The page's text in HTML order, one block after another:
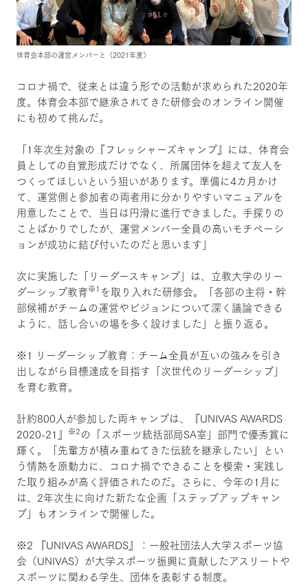
体育会本部の運営メンバーと（2021年度）
コロナ禍で、従来とは違う形での活動が求められた2020年
度。体育会本部で継承されてきた研修会のオンライン開催
にも初めて挑んだ。
「1年次生対象の『フレッシャーズキャンプ』には、体育会
員としての自覚形成だけでなく、所属団体を超えて友人を
つくってほしいという狙いがあります。準備に4カ月かけ
て、運営側と参加者の両者用に分かりやすいマニュアルを
用意したことで、当日は円滑に進行できました。手探りの
ことばかりでしたが、運営メンバー全員の高いモチベーシ
ョンが成功に結び付いたのだと思います」
次に実施した「リーダースキャンプ」は、立教大学のリー
ダーシップ教育※1 を取り入れた研修会。「各部の主将・幹
部候補がチームの運営やビジョンについて深く議論できる
ように、話し合いの場を多く設けました」と振り返る。
※1 リーダーシップ教育：チーム全員が互いの強みを引き
出しながら目標達成を目指す「次世代のリーダーシップ」
を育む教育。
計約800人が参加した両キャンプは、『UNIVAS AWARDS
2020-21』 ※2の「スポーツ統括部局SA室」部門で優秀賞に
輝く。「先輩方が積み重ねてきた伝統を継承したい」とい
う情熱を原動力に、コロナ禍でできることを模索・実践し
た取り組みが高く評価されたのだ。さらに、今年の1月に
は、2年次生に向けた新たな企画「ステップアップキャン
プ」もオンラインで開催した。
※2 『UNIVAS AWARDS』：一般社団法人大学スポーツ協
会（UNIVAS）が大学スポーツ振興に貢献したアスリートや
スポーツに関わる学生、団体を表彰する制度。